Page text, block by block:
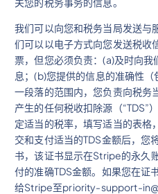
我们可以向您和税务当局发送与
们可以以电子方式向您发送税收
票，但您必须负责：(a)及时向
息；(b)您提供的信息的准确性
一段落的范围内，您负责向税务
产生的任何税收扣除源（“TDS”
定适当的税率，填写适当的表格
交和支付适当的TDS金额后，您
书，该证书显示在Stripe的永久
付的准确TDS金额。如果您在证
给Stripe至priority-support-